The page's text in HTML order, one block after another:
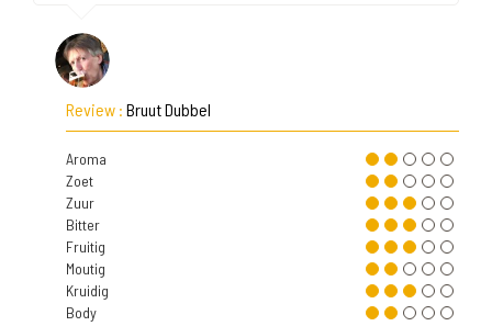
Review : Bruut Dubbel
Aroma
Zoet
Zuur
Bitter
Fruitig
Moutig
Kruidig
Body